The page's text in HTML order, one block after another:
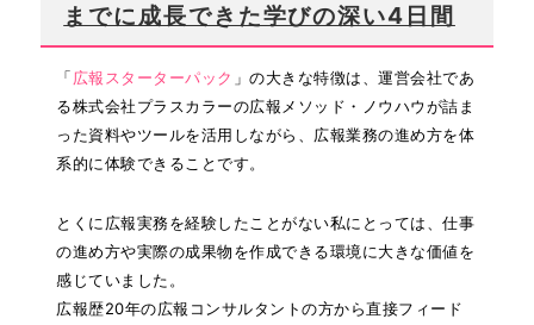
までに成長できた学びの深い4日間
「広報スターターパック 」の大きな特徴は、運営会社であ
る株式会社プラスカラーの広報メソッド・ノウハウが詰ま
った資料やツールを活用しながら、広報業務の進め方を体
系的に体験できることです。
とくに広報実務を経験したことがない私にとっては、仕事
の進め方や実際の成果物を作成できる環境に大きな価値を
感じていました。
広報歴20年の広報コンサルタントの方から直接フィード